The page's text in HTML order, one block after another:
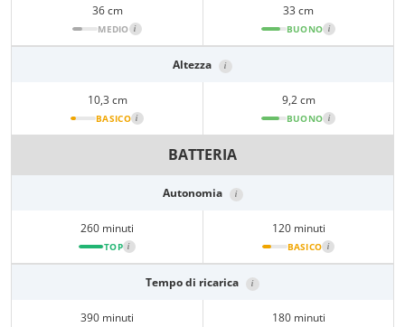
36 cm
MEDIO i
33 cm
BUONO i
Altezza i
10,3 cm
BASICO i
9,2 cm
BUONO i
BATTERIA
Autonomia i
260 minuti
TOP i
120 minuti
BASICO i
Tempo di ricarica i
390 minuti 180 minuti